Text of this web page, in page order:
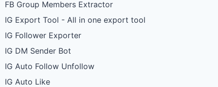
FB Group Members Extractor
IG Export Tool - All in one export tool
IG Follower Exporter
IG DM Sender Bot
IG Auto Follow Unfollow
IG Auto Like